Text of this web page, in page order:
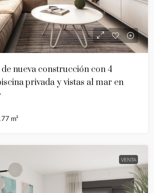
nueva construcción con 4
privada y vistas al mar en
m²
VENTA